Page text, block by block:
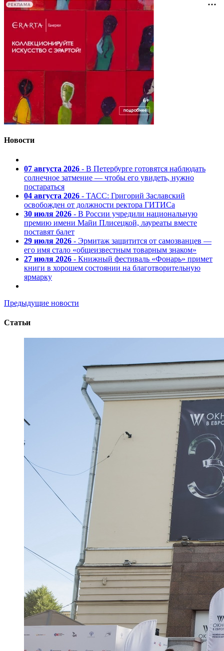
РЕКЛАМА
Новости
07 августа 2026 - В Петербурге готовятся наблюдать
солнечное затмение — чтобы его увидеть, нужно
постараться
04 августа 2026 - ТАСС: Григорий Заславский
освобожден от должности ректора ГИТИСа
30 июля 2026 - В России учредили национальную
премию имени Майи Плисецкой, лауреаты вместе
поставят балет
29 июля 2026 - Эрмитаж защитится от самозванцев —
его имя стало «общеизвестным товарным знаком»
27 июля 2026 - Книжный фестиваль «Фонарь» примет
книги в хорошем состоянии на благотворительную
ярмарку
Предыдущие новости
Статьи